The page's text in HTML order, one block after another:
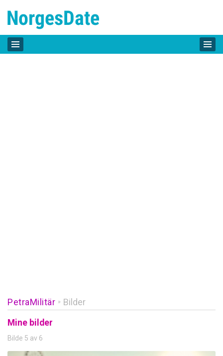
PetraMilitär » Bilder
Mine bilder
Bilde 5 av 6